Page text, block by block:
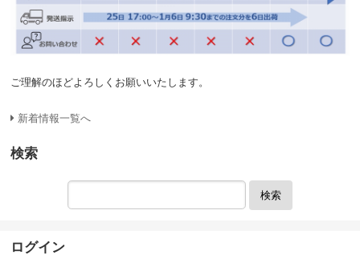
ご理解のほどよろしくお願いいたします。
新着情報一覧へ
検索
検索
ログイン